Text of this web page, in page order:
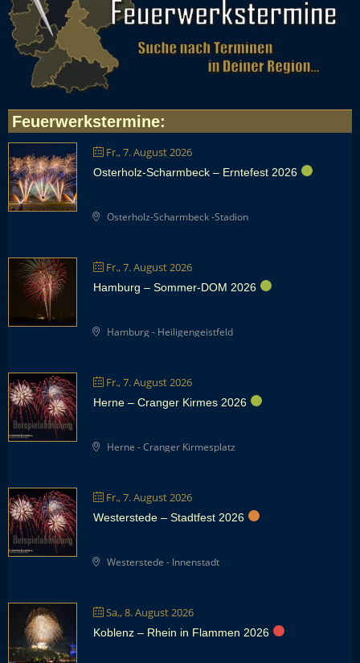
Feuerwerkstermine:
Fr., 7. August 2026
Osterholz-Scharmbeck – Erntefest 2026
Osterholz-Scharmbeck -Stadion
Fr., 7. August 2026
Hamburg – Sommer-DOM 2026
Hamburg - Heiligengeistfeld
Fr., 7. August 2026
Herne – Cranger Kirmes 2026
Herne - Cranger Kirmesplatz
Fr., 7. August 2026
Westerstede – Stadtfest 2026
Westerstede - Innenstadt
Sa., 8. August 2026
Koblenz – Rhein in Flammen 2026